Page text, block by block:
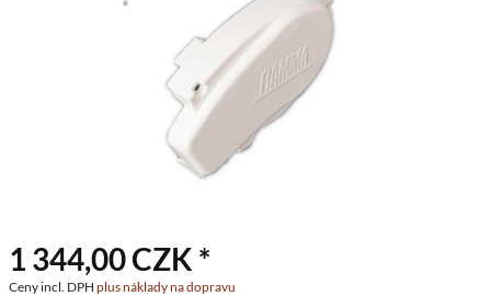
1 344,00 CZK *
Ceny incl. DPH plus náklady na dopravu